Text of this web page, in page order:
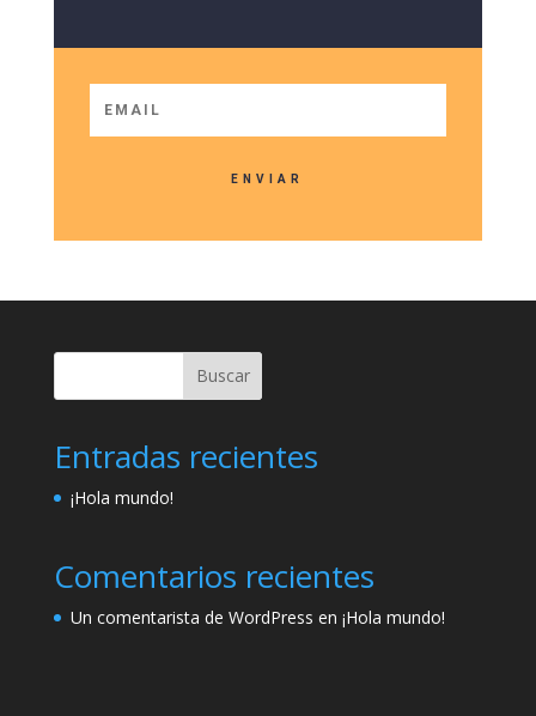
ENVIAR
Buscar
Entradas recientes
¡Hola mundo!
Comentarios recientes
Un comentarista de WordPress en ¡Hola mundo!